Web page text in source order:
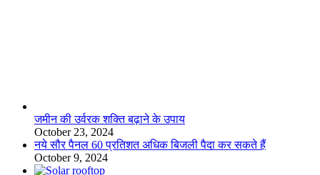
जमीन की उर्वरक शक्ति बढ़ाने के उपाय
October 23, 2024
नये सौर पैनल 60 प्रतिशत अधिक बिजली पैदा कर सकते हैं
October 9, 2024